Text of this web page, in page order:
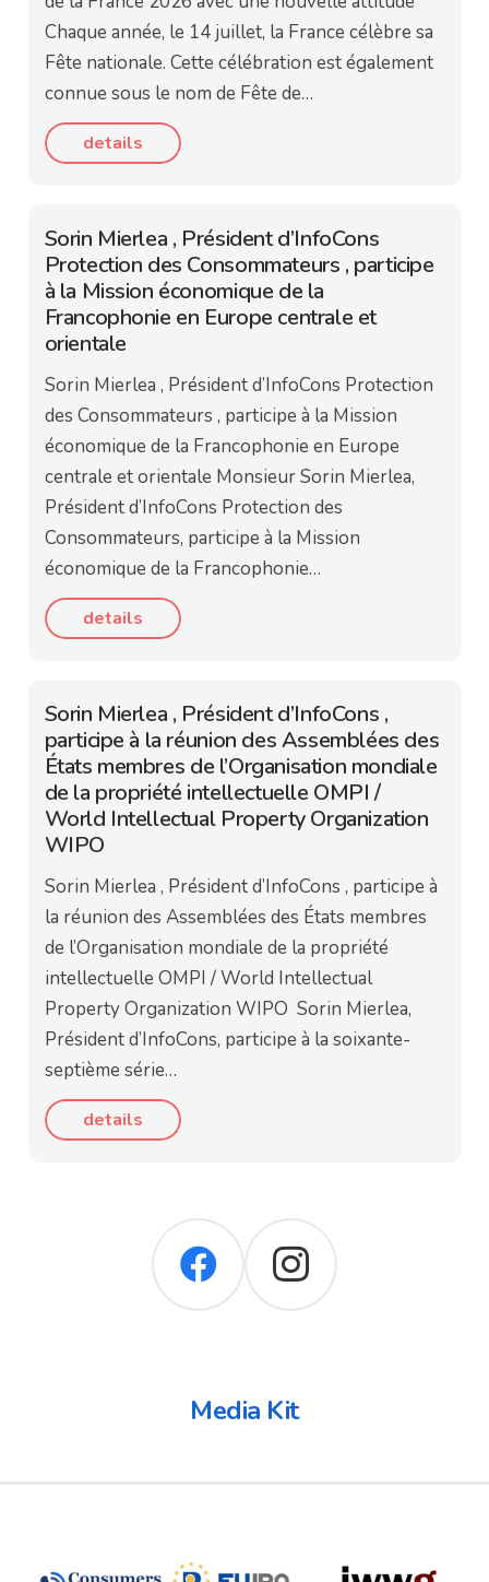
Chaque année, le 14 juillet, la France célèbre sa
Fête nationale. Cette célébration est également
connue sous le nom de Fête de…
details
Sorin Mierlea , Président d’InfoCons
Protection des Consommateurs , participe
à la Mission économique de la
Francophonie en Europe centrale et
orientale
Sorin Mierlea , Président d’InfoCons Protection
des Consommateurs , participe à la Mission
économique de la Francophonie en Europe
centrale et orientale Monsieur Sorin Mierlea,
Président d’InfoCons Protection des
Consommateurs, participe à la Mission
économique de la Francophonie…
details
Sorin Mierlea , Président d’InfoCons ,
participe à la réunion des Assemblées des
États membres de l’Organisation mondiale
de la propriété intellectuelle OMPI /
World Intellectual Property Organization
WIPO
Sorin Mierlea , Président d’InfoCons , participe à
la réunion des Assemblées des États membres
de l’Organisation mondiale de la propriété
intellectuelle OMPI / World Intellectual
Property Organization WIPO Sorin Mierlea,
Président d’InfoCons, participe à la soixante-
septième série…
details
Media Kit